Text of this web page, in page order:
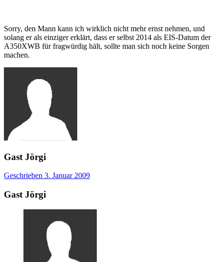
Sorry, den Mann kann ich wirklich nicht mehr ernst nehmen, und
solang er als einziger erklärt, dass er selbst 2014 als EIS-Datum der
A350XWB für fragwürdig hält, sollte man sich noch keine Sorgen
machen.
Gast Jörgi
Geschrieben 3. Januar 2009
Gast Jörgi